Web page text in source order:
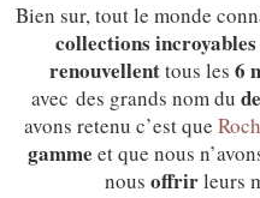
Bien sur, tout le monde
collections incroyables
renouvellenttous les 6
avec des grands nom du
avons retenu c’est que
gamme et que nous
nous offrirleurs